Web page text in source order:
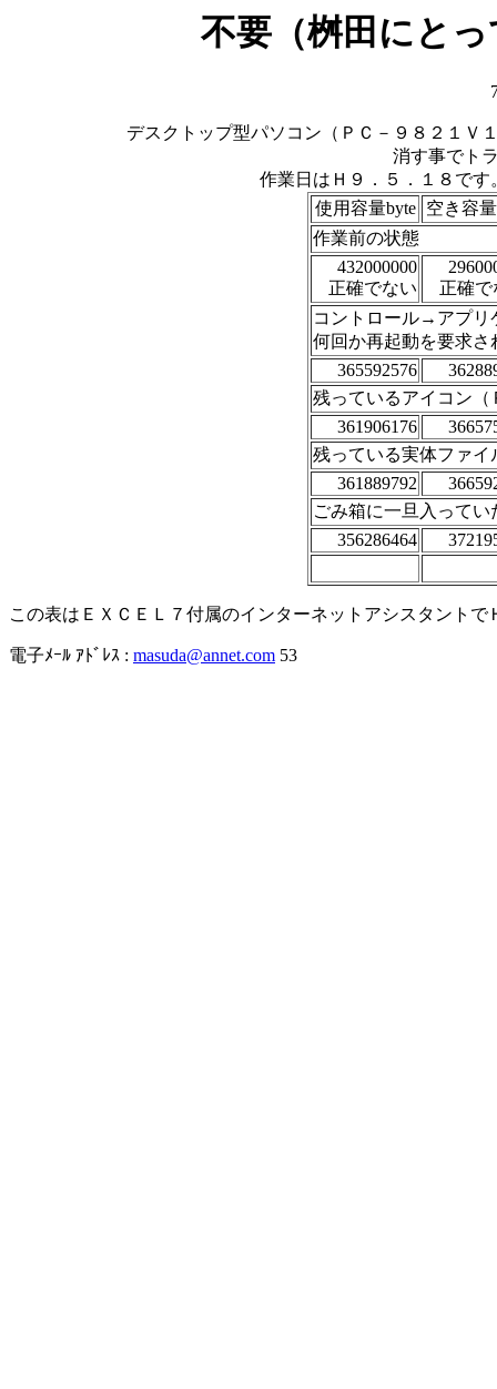
不要（桝田にと
デスクトップ型パソコン（ＰＣ－９８２１Ｖ
消す事でト
作業日はＨ９．５．１８です
使用容量byte
空き容
作業前の状態
432000000
正確でない
正確で
コントロール→アプリ
何回か再起動を要求さ
365592576
残っているアイコン
361906176
残っている実体ファ
361889792
ごみ箱に一旦入って
356286464
この表はＥＸＣＥＬ７付属のインターネットアシスタント
電子ﾒｰﾙ ｱﾄﾞﾚｽ : masuda@annet.com 53